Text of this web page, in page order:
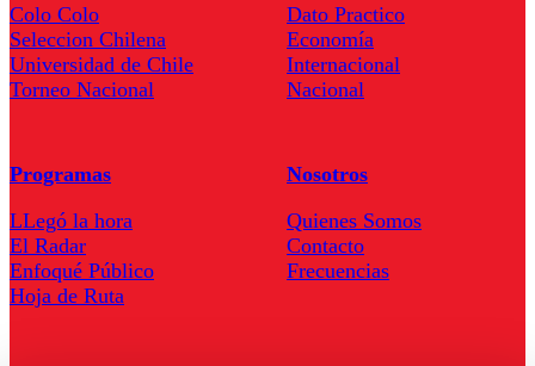
Colo Colo
Seleccion Chilena
Universidad de Chile
Torneo Nacional
Dato Practico
Economía
Internacional
Nacional
Programas
LLegó la hora
El Radar
Enfoqué Público
Hoja de Ruta
Nosotros
Quienes Somos
Contacto
Frecuencias